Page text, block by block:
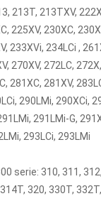
213T, 213TXV,
225XV, 230XC,
233XVi, 234LCi ,
270XV, 272LC,
281XC, 281XV,
290LMi, 290XCi,
291LMi-G,
293LCi, 293LMi
serie: 310, 311,
320, 330T,